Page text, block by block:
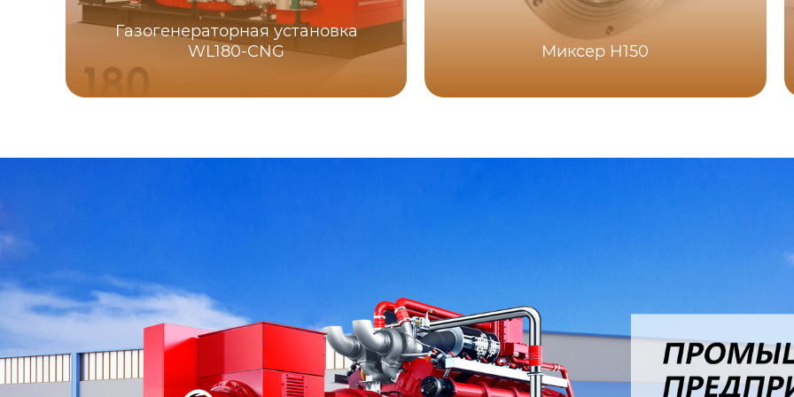
Газогенераторная установка
WL180-CNG
Миксер H150